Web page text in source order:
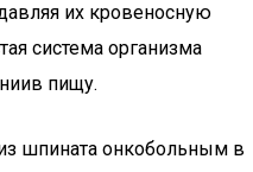
их кровеносную
система организма
пищу.
шпината онкобольным в